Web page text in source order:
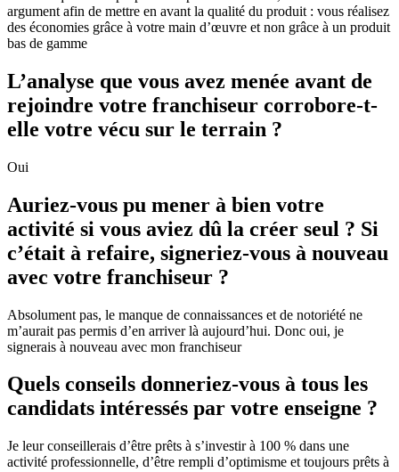
argument afin de mettre en avant la qualité du produit : vous réalisez
des économies grâce à votre main d’œuvre et non grâce à un produit
bas de gamme
L’analyse que vous avez menée avant de
rejoindre votre franchiseur corrobore-t-
elle votre vécu sur le terrain ?
Oui
Auriez-vous pu mener à bien votre
activité si vous aviez dû la créer seul ? Si
c’était à refaire, signeriez-vous à nouveau
avec votre franchiseur ?
Absolument pas, le manque de connaissances et de notoriété ne
m’aurait pas permis d’en arriver là aujourd’hui. Donc oui, je
signerais à nouveau avec mon franchiseur
Quels conseils donneriez-vous à tous les
candidats intéressés par votre enseigne ?
Je leur conseillerais d’être prêts à s’investir à 100 % dans une
activité professionnelle, d’être rempli d’optimisme et toujours prêts à